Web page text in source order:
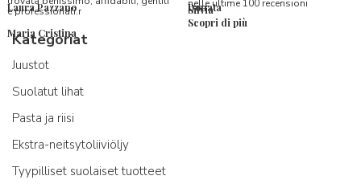
Laura Pazzano
e professionali.r
Maria Cristina
Donata
Silvia
nelle ultime 100 recensioni
Scopri di più
Kategoriat
Juustot
Suolatut lihat
Pasta ja riisi
Ekstra-neitsytoliiviöljy
Tyypilliset suolaiset tuotteet